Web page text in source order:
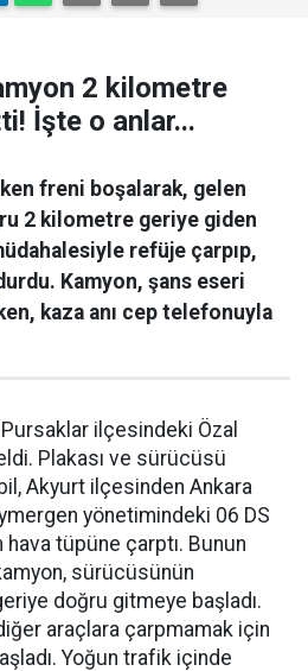
2 kilometre
İşte o anlar...
freni boşalarak, gelen
2 kilometre geriye giden
refüje çarpıp,
Kamyon, şans eseri
kaza anı cep telefonuyla
ilçesindeki Özal
Plakası ve sürücüsü
Akyurt ilçesinden Ankara
yönetimindeki 06 DS
hava tüpüne çarptı. Bunun
sürücüsünün
doğru gitmeye başladı.
araçlara çarpmamak için
Yoğun trafik içinde